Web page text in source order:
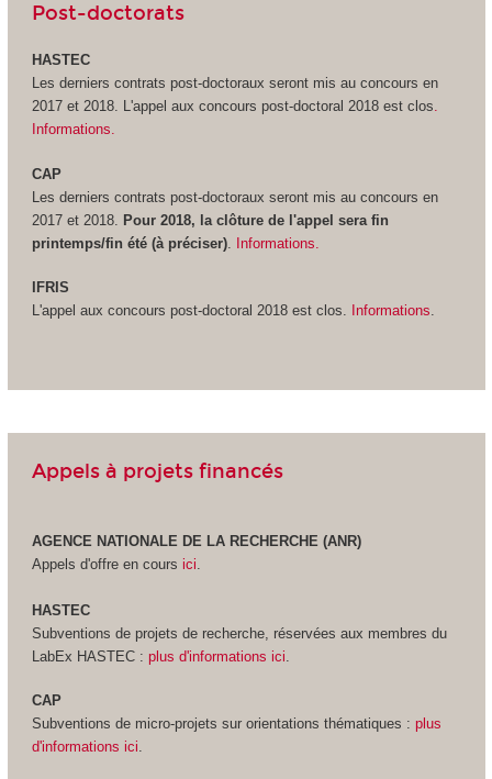
Post-doctorats
HASTEC
Les derniers contrats post-doctoraux seront mis au concours en
2017 et 2018. L'appel aux concours post-doctoral 2018 est clos.
Informations.
CAP
Les derniers contrats post-doctoraux seront mis au concours en
2017 et 2018.
Pour 2018, la clôture de l'appel sera fin
printemps/fin été (à préciser). Informations.
IFRIS
L'appel aux concours post-doctoral 2018 est clos.
Informations.
Appels à projets financés
AGENCE NATIONALE DE LA RECHERCHE (ANR)
Appels d'offre en cours ici
HASTEC
Subventions de projets de recherche, réservées aux membres du
LabEx HASTEC : plus d'informations ici
CAP
Subventions de micro-projets sur orientations thématiques : plus
d'informations ici.